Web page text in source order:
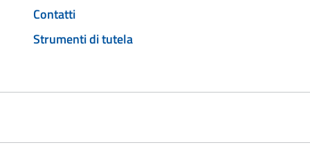
Contatti
Strumenti di tutela